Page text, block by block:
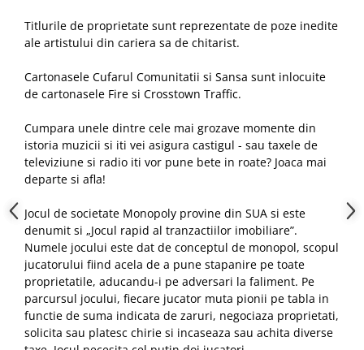
Titlurile de proprietate sunt reprezentate de poze inedite
ale artistului din cariera sa de chitarist.
Cartonasele Cufarul Comunitatii si Sansa sunt inlocuite
de cartonasele Fire si Crosstown Traffic.
Cumpara unele dintre cele mai grozave momente din
istoria muzicii si iti vei asigura castigul - sau taxele de
televiziune si radio iti vor pune bete in roate? Joaca mai
departe si afla!
Jocul de societate Monopoly provine din SUA si este
denumit si „Jocul rapid al tranzactiilor imobiliare”.
Numele jocului este dat de conceptul de monopol, scopul
jucatorului fiind acela de a pune stapanire pe toate
proprietatile, aducandu-i pe adversari la faliment. Pe
parcursul jocului, fiecare jucator muta pionii pe tabla in
functie de suma indicata de zaruri, negociaza proprietati,
solicita sau platesc chirie si incaseaza sau achita diverse